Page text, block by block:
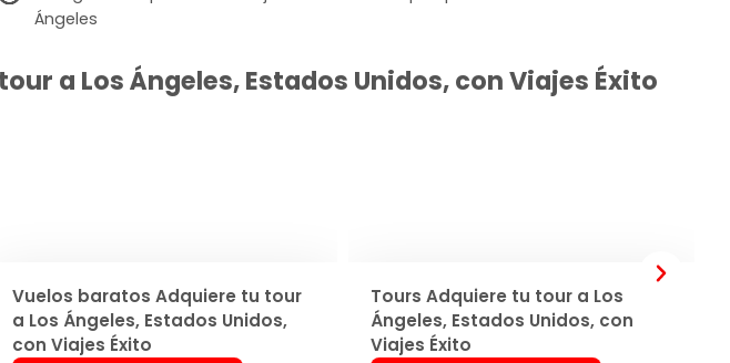
Ángeles
a Los Ángeles, Estados Unidos, con Viajes Éxito
Vuelos baratos Adquiere tu tour
a Los Ángeles, Estados Unidos,
con Viajes Éxito
Tours Adquiere tu tour a Los
Ángeles, Estados Unidos, con
Viajes Éxito